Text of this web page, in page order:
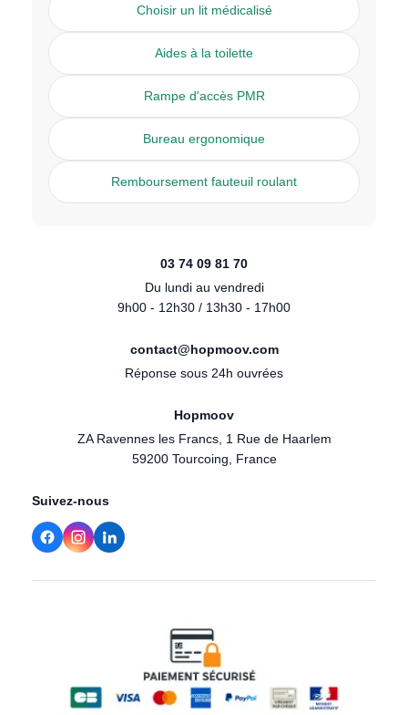
Choisir un lit médicalisé
Aides à la toilette
Rampe d'accès PMR
Bureau ergonomique
Remboursement fauteuil roulant
03 74 09 81 70
Du lundi au vendredi
9h00 - 12h30 / 13h30 - 17h00
contact@hopmoov.com
Réponse sous 24h ouvrées
Hopmoov
ZA Ravennes les Francs, 1 Rue de Haarlem
59200 Tourcoing, France
Suivez-nous